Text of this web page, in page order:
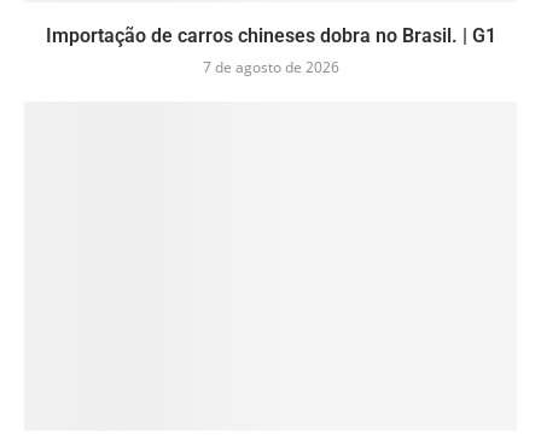
Importação de carros chineses dobra no Brasil. | G1
7 de agosto de 2026